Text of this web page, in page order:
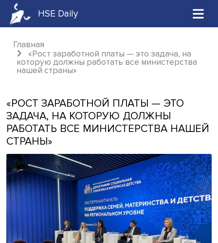
HSE Daily
Главная
«Рост заработной платы — это задача,
которую должны работать все
«РОСТ ЗАРАБОТНОЙ ПЛАТЫ — ЭТО
ЗАДАЧА, НА КОТОРУЮ ДОЛЖНЫ
РАБОТАТЬ ВСЕ МИНИСТЕРСТВА
СТРАНЫ»